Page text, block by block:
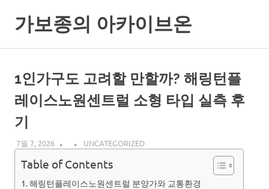
content
가보종의 아카이브온
1인가구도 고려할 만할까? 해링턴플
레이스노원센트럴 소형 타입 실측 후
기
7월 7, 2026 UNCATEGORIZED
Table of Contents
해링턴플레이스노원센트럴 분양가와 교통환경